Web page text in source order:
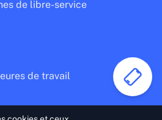
de libre-service
de travail